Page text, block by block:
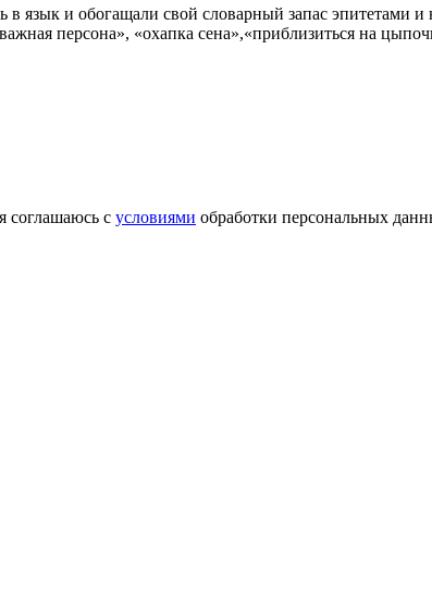
в язык и обогащали свой словарный запас
персона», «охапка сена»,«приблизиться на
соглашаюсь с условиями обработки персональных